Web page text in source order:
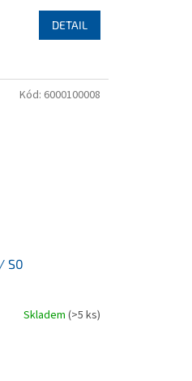
DETAIL
S0
Skladem (>5 ks)
Kód: 6000100008